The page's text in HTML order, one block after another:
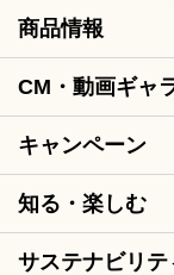
商品情報
CM・動画ギャ
キャンペーン
知る・楽しむ
サステナビリテ